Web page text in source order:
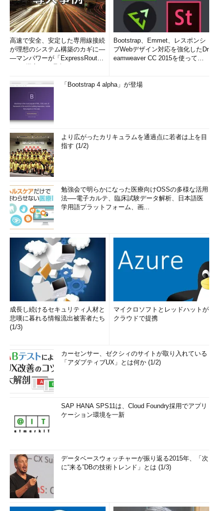
高速で安全、安定した専用線接続
が理想のシステム構築のカギに―
―マンパワーが「ExpressRout
Bootstrap、Emmet、レスポンシ
ブWebデザイン対応を強化したDr
eamweaver CC 2015を使って
「Bootstrap 4 alpha」が登場
より広がったカリキュラムを通過点に若者は上を目
指す (1/2)
勉強会で明らかになった医療向けOSSの多様な活用
法──電子カルテ、臨床試験データ解析、日本語医
学用語プラットフォーム、画...
成長し続けるセキュリティ人材と
悲嘆に暮れる情報流出被害者たち
(1/3)
マイクロソフトとレッドハットが
クラウドで提携
カーセンサー、ゼクシィのサイトが取り入れている
「アダプティブUX」とは何か (1/2)
SAP HANA SPS11は、Cloud Foundry採用でアプリ
ケーション環境を一新
データベースウォッチャーが振り返る2015年、「次
に“来る”DBの技術トレンド」とは (1/3)